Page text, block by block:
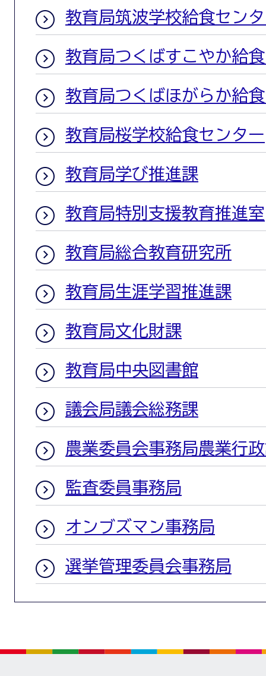
教育局筑波学校給食セン
教育局つくばすこやか給
教育局つくばほがらか給
教育局桜学校給食センター
教育局学び推進課
教育局特別支援教育推進室
教育局総合教育研究所
教育局生涯学習推進課
教育局文化財課
教育局中央図書館
議会局議会総務課
農業委員会事務局農業行
監査委員事務局
オンブズマン事務局
選挙管理委員会事務局